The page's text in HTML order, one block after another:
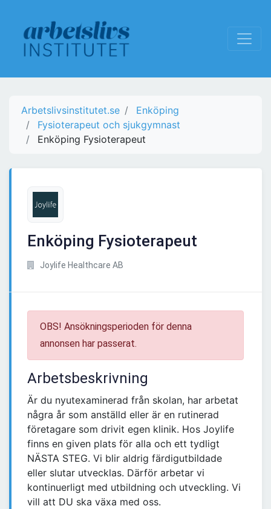
Arbetslivsinstitutet.se
Enköping
Fysioterapeut och sjukgymnast
Enköping Fysioterapeut
Enköping Fysioterapeut
Joylife Healthcare AB
OBS! Ansökningsperioden för denna
annonsen har passerat.
Arbetsbeskrivning
Är du nyutexaminerad från skolan, har arbetat
några år som anställd eller är en rutinerad
företagare som drivit egen klinik. Hos Joylife
finns en given plats för alla och ett tydligt
NÄSTA STEG. Vi blir aldrig färdigutbildade
eller slutar utvecklas. Därför arbetar vi
kontinuerligt med utbildning och utveckling. Vi
vill att DU ska växa med oss.